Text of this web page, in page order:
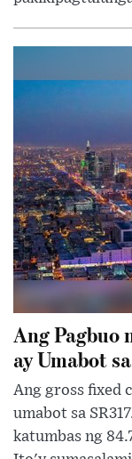
Ang Pagbuo
ay Umabot
Ang gross fixed
umabot sa
katumbas ng